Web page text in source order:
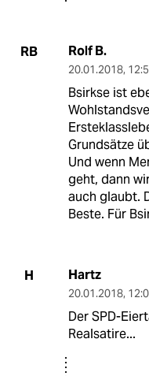
RB Rolf B.
20.01.2018,
Bsirkse ist
Grundsätze
Und wenn
geht, dann
auch glaubt.
Beste. Für
H Hartz
20.01.2018,
Der SPD-
Realsatire...